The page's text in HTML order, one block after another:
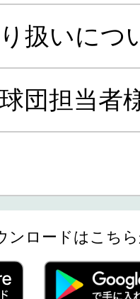
扱いにつ
団担当者
ンロードはこち